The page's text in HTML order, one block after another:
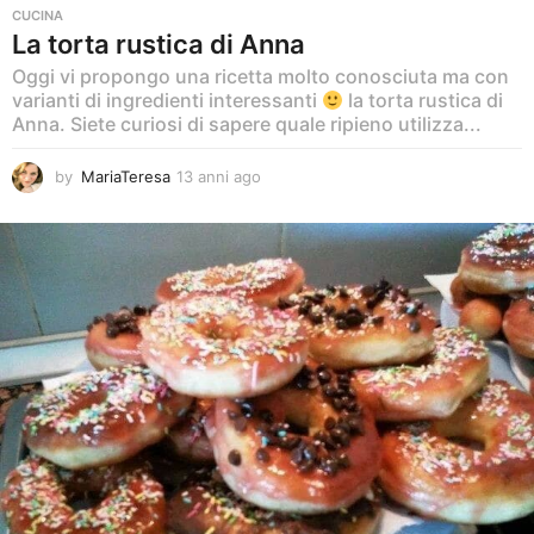
CUCINA
La torta rustica di Anna
Oggi vi propongo una ricetta molto conosciuta ma con
varianti di ingredienti interessanti
la torta rustica di
Anna. Siete curiosi di sapere quale ripieno utilizza...
by MariaTeresa 13 anni ago
a
n
i
a
g
o